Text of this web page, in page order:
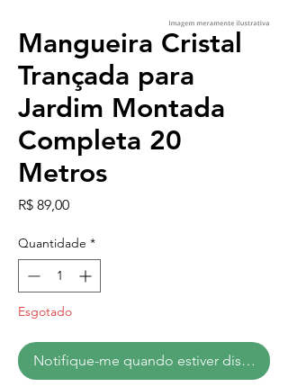
Mangueira Cristal
Trançada para
Jardim Montada
Completa 20
Metros
R$ 89,00Preço
Quantidade *
Esgotado
Notifique-me quando estiver disponível